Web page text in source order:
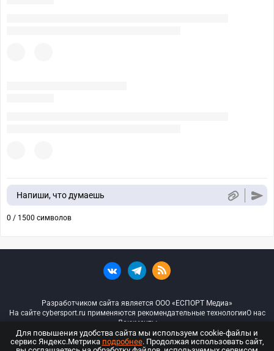
Напиши, что думаешь
0 / 1500 символов
Разработчиком сайта является ООО «ЕСПОРТ Медиа»
На сайте cybersport.ru применяются рекомендательные технологииО нас
Документы
© ООО «Киберспорт.ру» — Все права защищены
Для повышения удобства сайта мы используем cookie-файлы и
сервис Яндекс.Метрика подробнее. Продолжая использовать сайт,